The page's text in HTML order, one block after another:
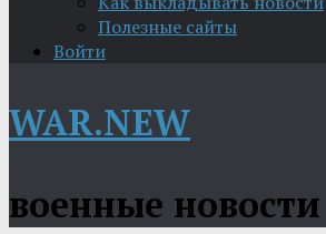
Полезные сайты
Войти
WAR.NEW
военные новости